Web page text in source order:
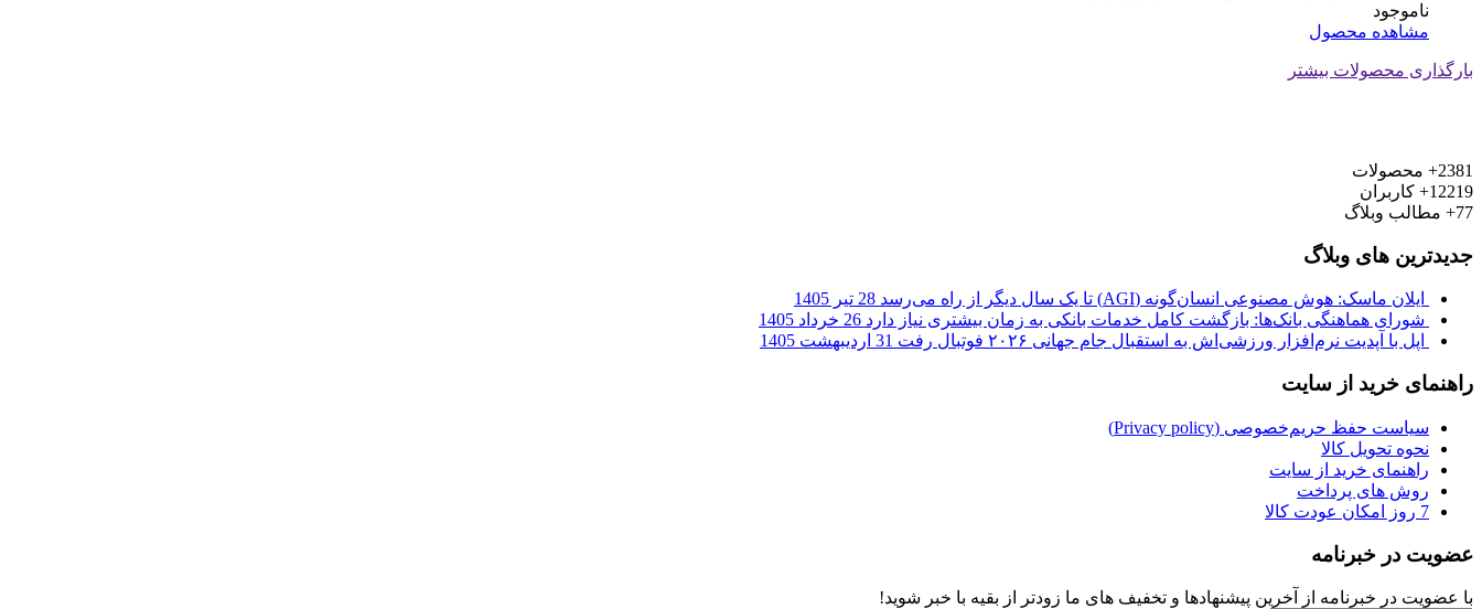
ناموجود
مشاهده محصول
بارگذاری محصولات بیشتر
2381+
محصولات
12219+
کاربران
77+
مطالب وبلاگ
جدیدترین های وبلاگ
ایلان ماسک: هوش مصنوعی انسان‌گونه (AGI) تا یک سال دیگر از راه می‌رسد
28 تیر 1405
شورای هماهنگی بانک‌ها: بازگشت کامل خدمات بانکی به زمان بیشتری نیاز دارد 26 خرداد 1405
اپل با آپدیت نرم‌افزار ورزشی‌اش به استقبال جام جهانی ۲۰۲۶ فوتبال رفت
31 اردیبهشت 1405
راهنمای خرید از سایت
سیاست حفظ حریم‌خصوصی (Privacy policy)
نحوه تحویل کالا
راهنمای خرید از سایت
روش های پرداخت
7 روز امکان عودت کالا
عضویت در خبرنامه
با عضویت در خبرنامه از آخرین پیشنهادها و تخفیف های ما زودتر از بقیه با خبر شوید!